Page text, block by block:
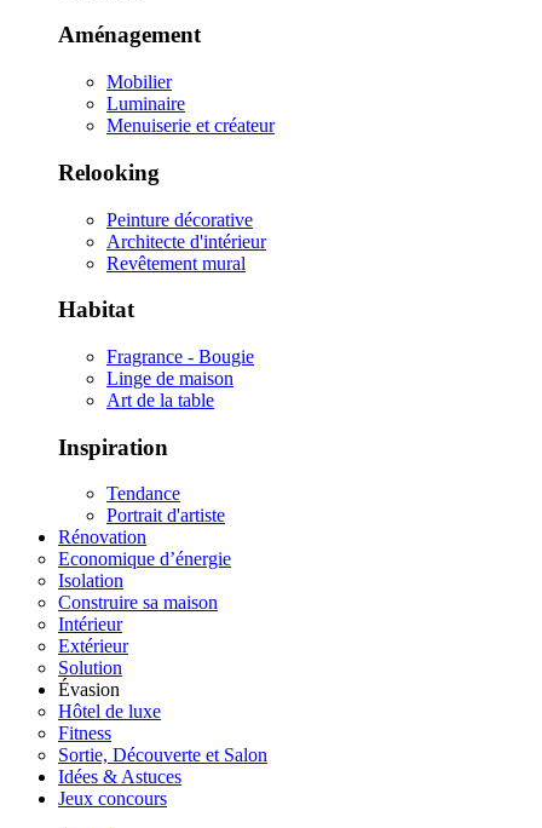
Aménagement
Mobilier
Luminaire
Menuiserie et créateur
Relooking
Peinture décorative
Architecte d'intérieur
Revêtement mural
Habitat
Fragrance - Bougie
Linge de maison
Art de la table
Inspiration
Tendance
Portrait d'artiste
Rénovation
Economique d’énergie
Isolation
Construire sa maison
Intérieur
Extérieur
Solution
Évasion
Hôtel de luxe
Fitness
Sortie, Découverte et Salon
Idées & Astuces
Jeux concours